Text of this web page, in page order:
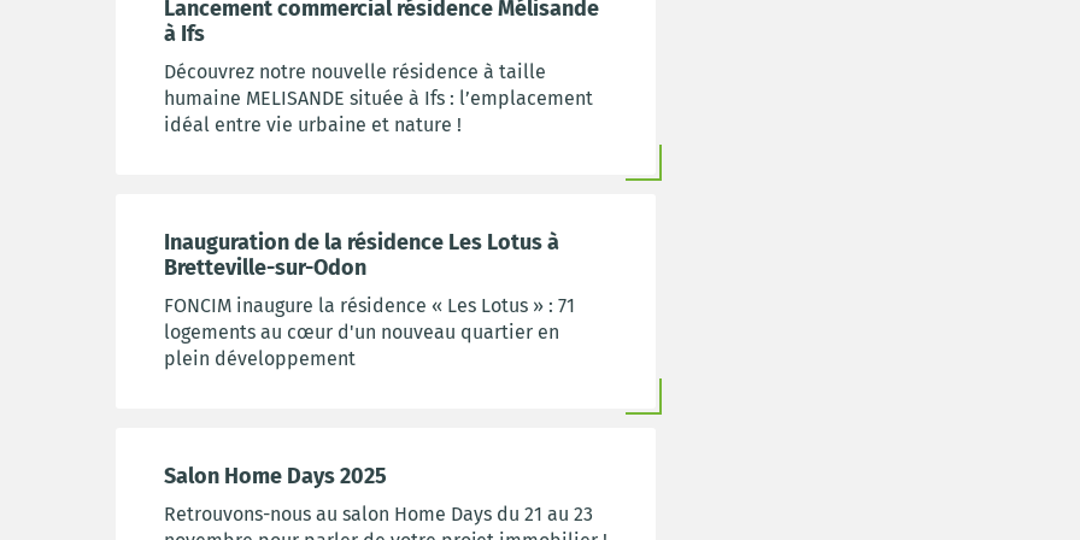
Lancement commercial résidence Mélisande
à Ifs
Découvrez notre nouvelle résidence à taille
humaine MELISANDE située à Ifs : l’emplacement
idéal entre vie urbaine et nature !
Inauguration de la résidence Les Lotus à
Bretteville-sur-Odon
FONCIM inaugure la résidence « Les Lotus » : 71
logements au cœur d'un nouveau quartier en
plein développement
Salon Home Days 2025
Retrouvons-nous au salon Home Days du 21 au 23